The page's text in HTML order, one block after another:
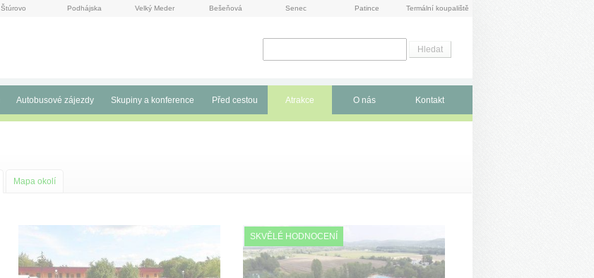
Štúrovo Podhájska Velký Meder Bešeňová Senec Patince Termální koupaliště
Autobusové zájezdy Skupiny a konference Před cestou Atrakce O nás Kontakt
Mapa okolí
SKVĚLÉ HODNOCENÍ